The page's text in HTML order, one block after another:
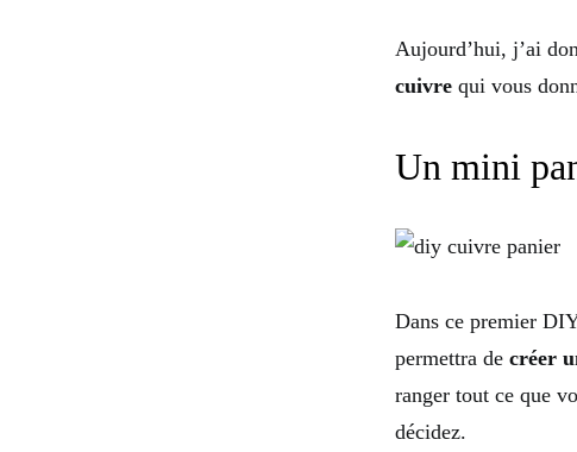
Aujourd’hui, j’ai
cuivre qui vous
Un mini
Dans ce premier
permettra de créer
ranger tout ce que
décidez.